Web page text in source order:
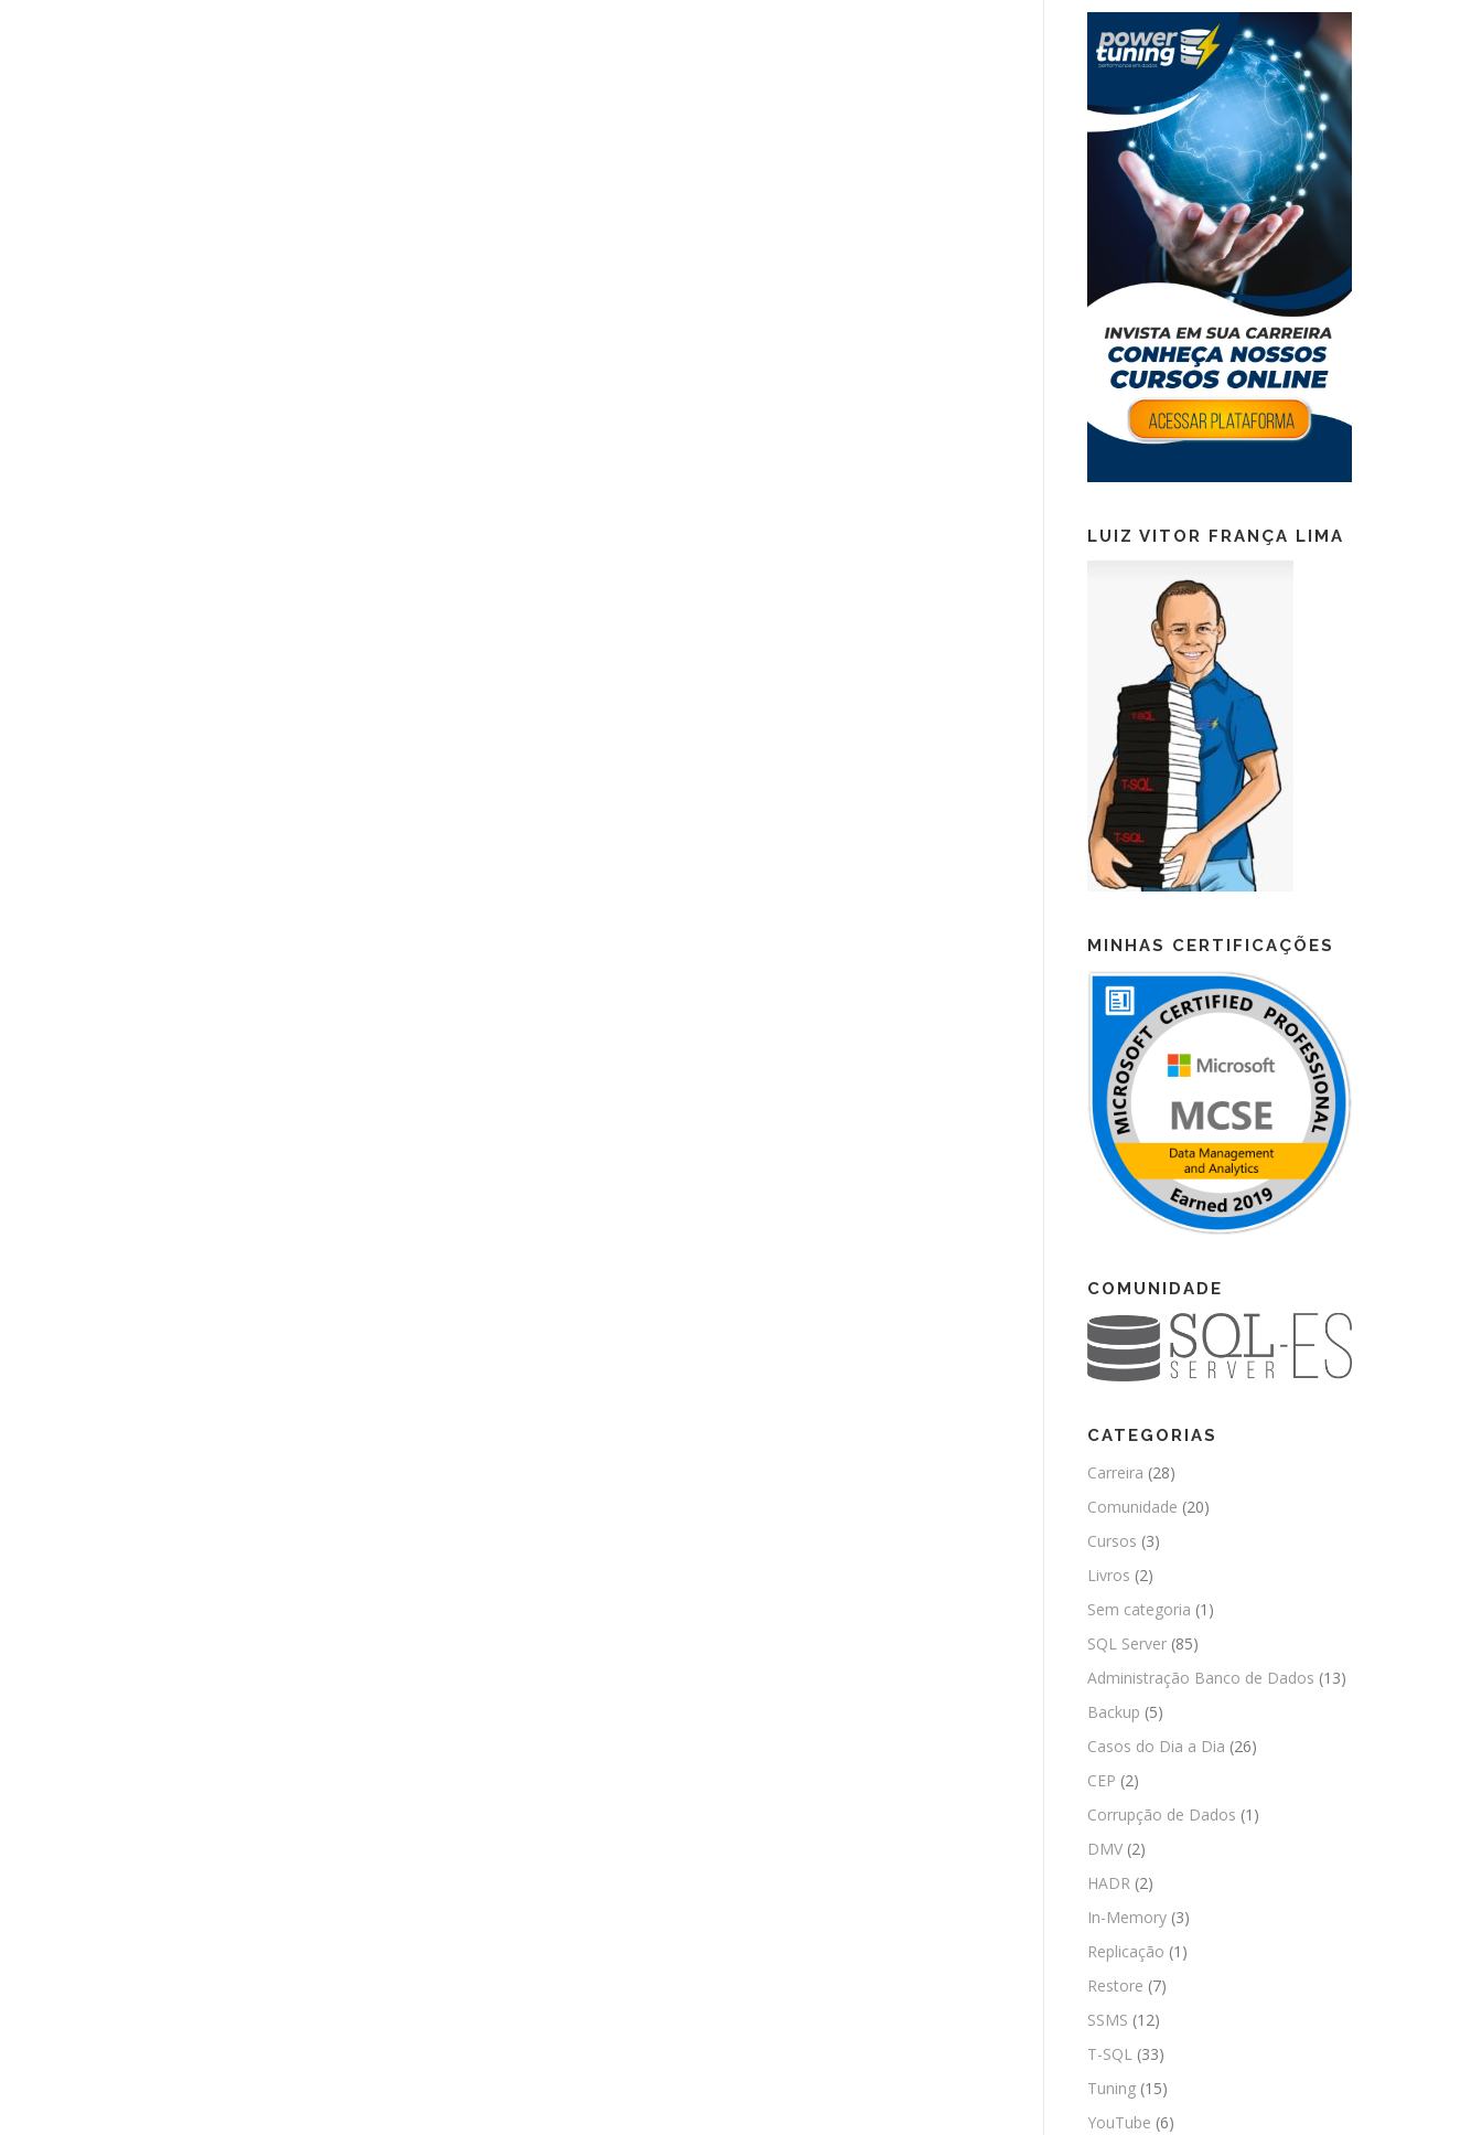
LUIZ VITOR FRANÇA LIMA
MINHAS CERTIFICAÇÕES
COMUNIDADE
CATEGORIAS
Carreira (28)
Comunidade (20)
Cursos (3)
Livros (2)
Sem categoria (1)
SQL Server (85)
Administração Banco de Dados (13)
Backup (5)
Casos do Dia a Dia (26)
CEP (2)
Corrupção de Dados (1)
DMV (2)
HADR (2)
In-Memory (3)
Replicação (1)
Restore (7)
SSMS (12)
T-SQL (33)
Tuning (15)
YouTube (6)